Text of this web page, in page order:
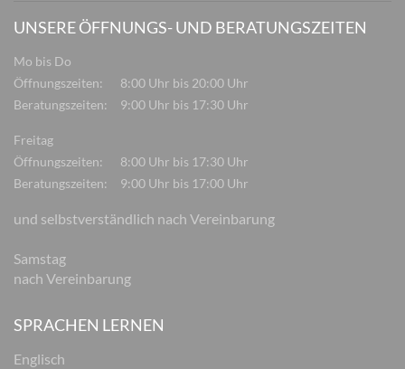
UNSERE ÖFFNUNGS- UND BERATUNGSZEITEN
Mo bis Do
Öffnungszeiten:
8:00 Uhr bis 20:00 Uhr
Beratungszeiten:
9:00 Uhr bis 17:30 Uhr
Freitag
Öffnungszeiten:
8:00 Uhr bis 17:30 Uhr
Beratungszeiten:
9:00 Uhr bis 17:00 Uhr
und selbstverständlich nach Vereinbarung
Samstag
nach Vereinbarung
SPRACHEN LERNEN
Englisch